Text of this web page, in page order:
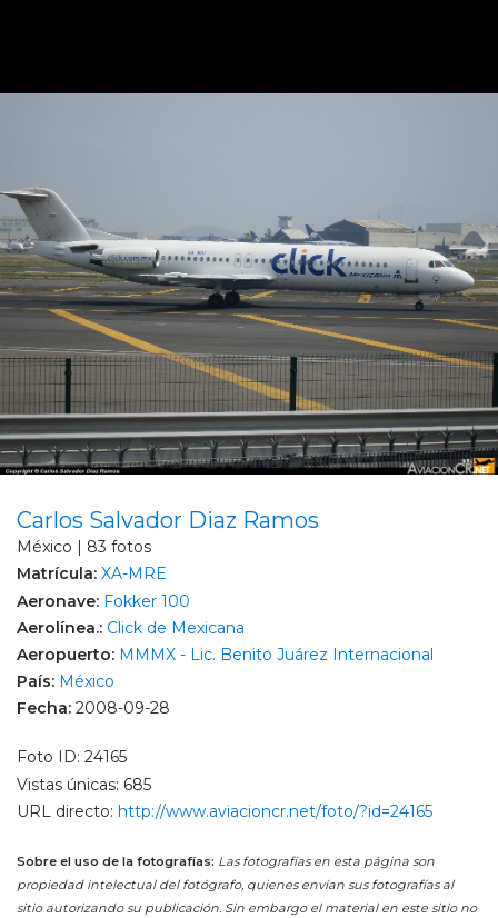
Carlos Salvador Diaz Ramos
México | 83 fotos
Matrícula: XA-MRE
Aeronave: Fokker 100
Aerolínea.: Click de Mexicana
Aeropuerto: MMMX - Lic. Benito Juárez Internacional
País: México
Fecha: 2008-09-28
Foto ID: 24165
Vistas únicas: 685
URL directo: http://www.aviacioncr.net/foto/?id=24165
Sobre el uso de la fotografías: Las fotografías en esta página son
propiedad intelectual del fotógrafo, quienes envían sus fotografías al
sitio autorizando su publicación. Sin embargo el material en este sitio no